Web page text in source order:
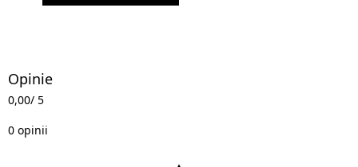
Opinie
0,00/ 5
0 opinii